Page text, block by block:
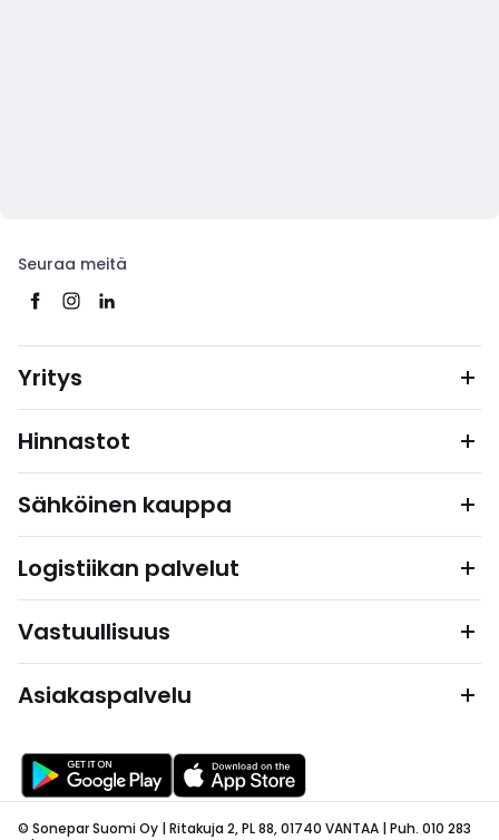
Seuraa meitä
Yritys
Hinnastot
Sähköinen kauppa
Logistiikan palvelut
Vastuullisuus
Asiakaspalvelu
© Sonepar Suomi Oy | Ritakuja 2, PL 88, 01740 VANTAA | Puh. 010 283